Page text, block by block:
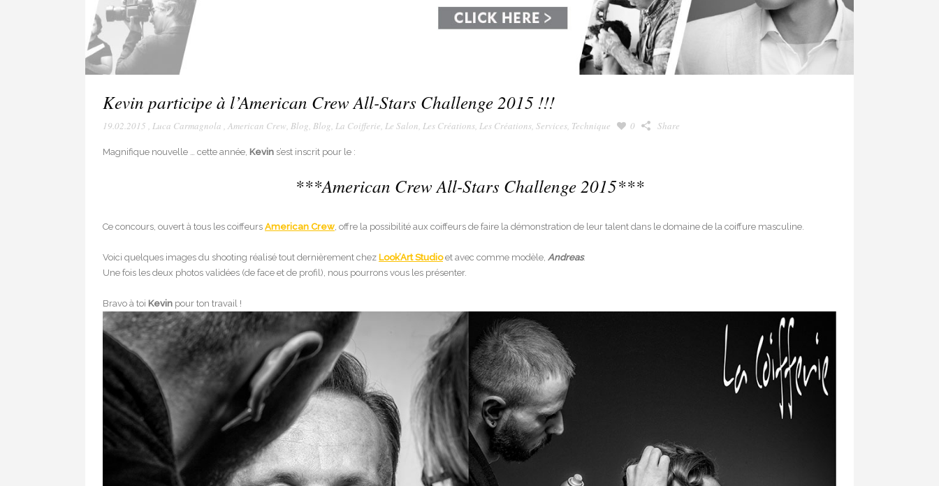
Kevin participe à l’American Crew All-Stars Challenge 2015 !!!
19.02.2015 , Luca Carmagnola , American Crew, Blog, Blog, La Coifferie, Le Salon, Les Créations, Les Créations, Services, Technique 0 Share
Magnifique nouvelle … cette année, Kevin s’est inscrit pour le :
***American Crew All-Stars Challenge 2015***
Ce concours, ouvert à tous les coiffeurs American Crew, offre la possibilité aux coiffeurs de faire la démonstration de leur talent dans le domaine de la coiffure masculine.
Voici quelques images du shooting réalisé tout dernièrement chez Look’Art Studioet avec comme modèle, Andreas.
Une fois les deux photos validées (de face et de profil), nous pourrons vous les présenter.
Bravo à toi Kevin pour ton travail !